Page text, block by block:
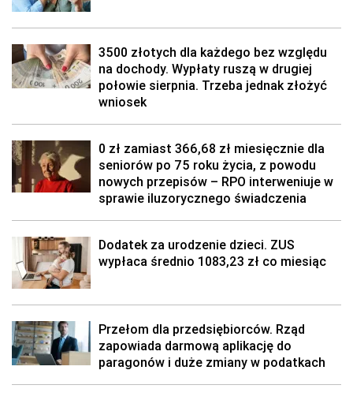
3500 złotych dla każdego bez względu
na dochody. Wypłaty ruszą w drugiej
połowie sierpnia. Trzeba jednak złożyć
wniosek
0 zł zamiast 366,68 zł miesięcznie dla
seniorów po 75 roku życia, z powodu
nowych przepisów – RPO interweniuje w
sprawie iluzorycznego świadczenia
Dodatek za urodzenie dzieci. ZUS
wypłaca średnio 1083,23 zł co miesiąc
Przełom dla przedsiębiorców. Rząd
zapowiada darmową aplikację do
paragonów i duże zmiany w podatkach